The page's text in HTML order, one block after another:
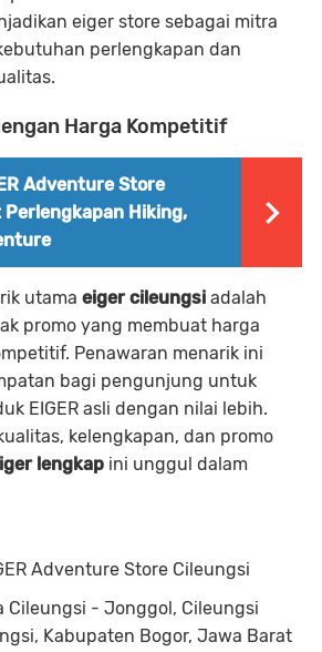
eiger store sebagai mitra
perlengkapan dan
Harga Kompetitif
Adventure Store
Hiking,
utama eiger cileungsi adalah
promo yang membuat harga
Penawaran menarik ini
bagi pengunjung untuk
EIGER asli dengan nilai lebih.
kelengkapan, dan promo
lengkap ini unggul dalam
Adventure Store Cileungsi
Cileungsi - Jonggol, Cileungsi
Kabupaten Bogor, Jawa Barat